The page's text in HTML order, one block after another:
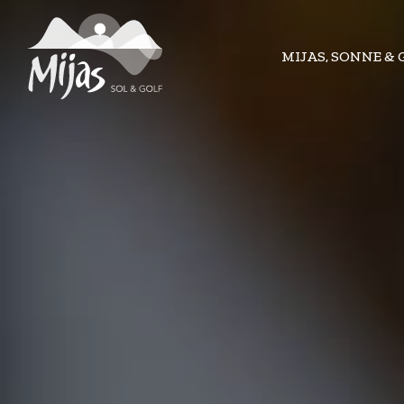
MIJAS, SONNE &
MIJAS, SONNE &